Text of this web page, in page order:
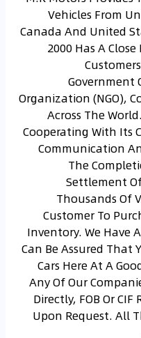
Vehicles From
Canada And United
2000 Has A
Government
Organization (NGO),
Across The
Cooperating With Its
Communication
The
Settlement
Thousands Of
Customer To
Inventory. We Have
Can Be Assured That
Cars Here At A
Any Of Our
Directly, FOB Or
Upon Request. All